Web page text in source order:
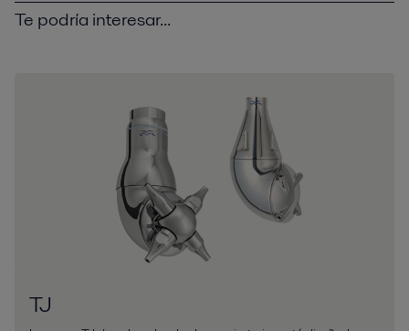
Te podría interesar...
TJ